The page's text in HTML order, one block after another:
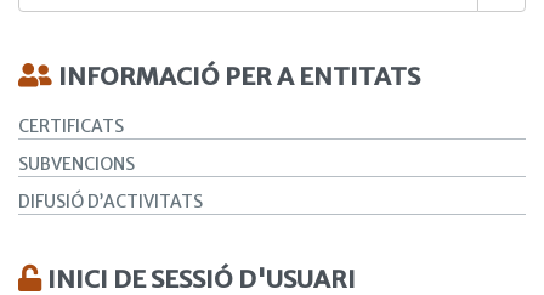
INFORMACIÓ PER A ENTITATS
CERTIFICATS
SUBVENCIONS
DIFUSIÓ D’ACTIVITATS
INICI DE SESSIÓ D'USUARI